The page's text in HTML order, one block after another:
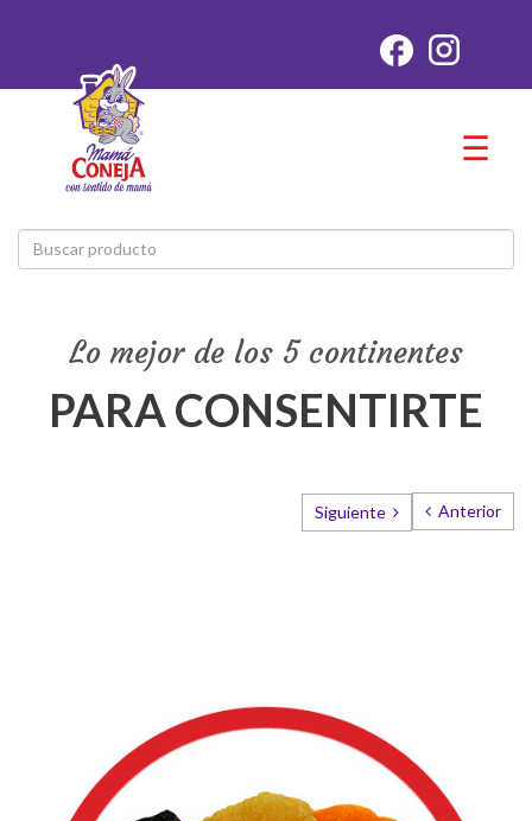
☰
Lo mejor de los 5 continentes
PARA CONSENTIRTE
Anterior
Siguiente